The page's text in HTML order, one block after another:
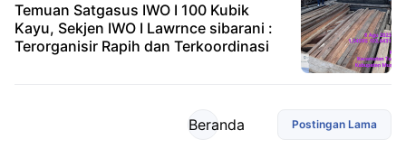
Temuan Satgasus IWO I 100 Kubik
Kayu, Sekjen IWO I Lawrnce sibarani :
Terorganisir Rapih dan Terkoordinasi
Postingan Lama
Beranda